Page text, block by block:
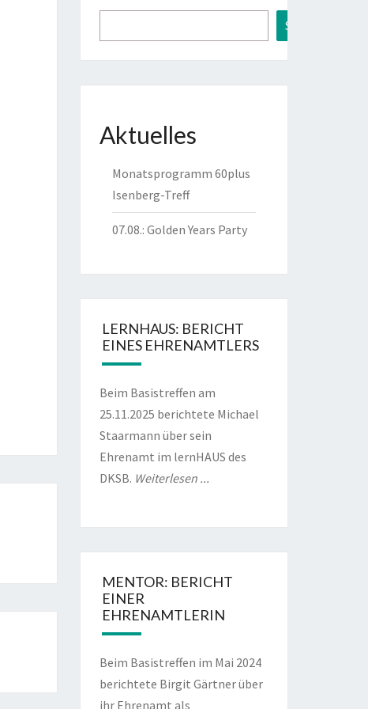
Suchen
Aktuelles
Monatsprogramm 60plus
Isenberg-Treff
07.08.: Golden Years Party
LERNHAUS: BERICHT
EINES EHRENAMTLERS
Beim Basistreffen am
25.11.2025 berichtete Michael
Staarmann über sein
Ehrenamt im lernHAUS des
DKSB. Weiterlesen ...
MENTOR: BERICHT
EINER
EHRENAMTLERIN
Beim Basistreffen im Mai 2024
berichtete Birgit Gärtner über
ihr Ehrenamt als